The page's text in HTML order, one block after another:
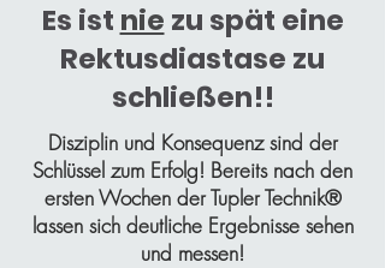
Es ist nie zu spät eine
Rektusdiastase zu
schließen!!
Disziplin und Konsequenz sind der
Schlüssel zum Erfolg! Bereits nach den
ersten Wochen der Tupler Technik®
lassen sich deutliche Ergebnisse sehen
und messen!